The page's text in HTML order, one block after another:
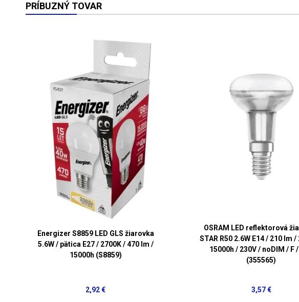
PRÍBUZNÝ TOVAR
Energizer S8859 LED GLS žiarovka
5.6W / pätica E27 / 2700K / 470 lm /
15000h (S8859)
2,92 €
OSRAM LED reflektorová
STAR R50 2.6W E14 / 210 lm
15000h / 230V / noDIM / F
(355565)
3,57 €